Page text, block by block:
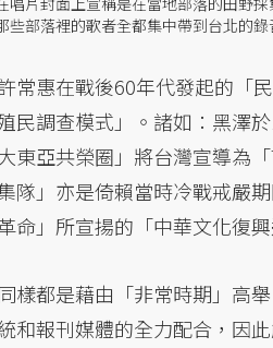
些部落裡的歌者全都集中帶到台北的
常惠在戰後60年代發起的「
民調查模式」。諸如：黑澤
東亞共榮圈」將台灣宣導為
集隊」亦是倚賴當時冷戰戒嚴
革命」所宣揚的「中華文化復
樣都是藉由「非常時期」高
和報刊媒體的全力配合，因